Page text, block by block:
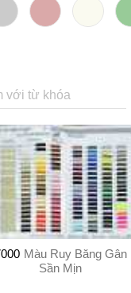
với từ khóa
Màu Ruy Băng Gân
Sần Mịn